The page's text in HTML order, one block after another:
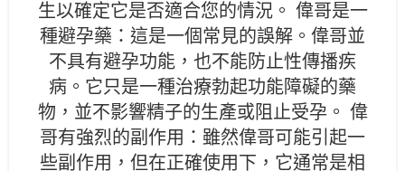
生以確定它是否適合您的情況。 偉哥是一
種避孕藥：這是一個常見的誤解。偉哥並
不具有避孕功能，也不能防止性傳播疾
病。它只是一種治療勃起功能障礙的藥
物，並不影響精子的生產或阻止受孕。 偉
哥有強烈的副作用：雖然偉哥可能引起一
些副作用，但在正確使用下，它通常是相